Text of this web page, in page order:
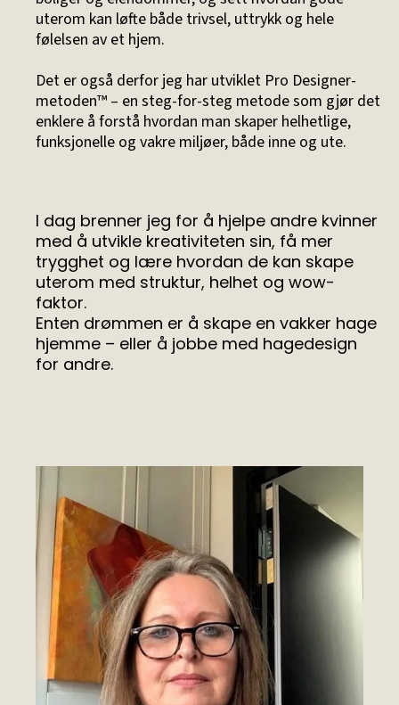
uterom kan løfte både trivsel, uttrykk og hele
følelsen av et hjem.
Det er også derfor jeg har utviklet Pro Designer-
metoden™ – en steg-for-steg metode som gjør det
enklere å forstå hvordan man skaper helhetlige,
funksjonelle og vakre miljøer, både inne og ute.
I dag brenner jeg for å hjelpe andre kvinner
med å utvikle kreativiteten sin, få mer
trygghet og lære hvordan de kan skape
uterom med struktur, helhet og wow-
faktor.
Enten drømmen er å skape en vakker hage
hjemme – eller å jobbe med hagedesign
for andre.